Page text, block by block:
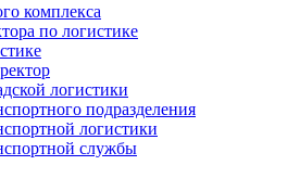
комплекса
по логистике
логистики
подразделения
логистики
службы